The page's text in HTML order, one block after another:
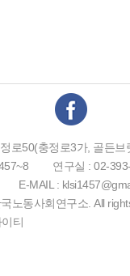
로50(충정로3가, 골든브
연구실 : 02-
E-MAIL :
노동사회연구소. All
티